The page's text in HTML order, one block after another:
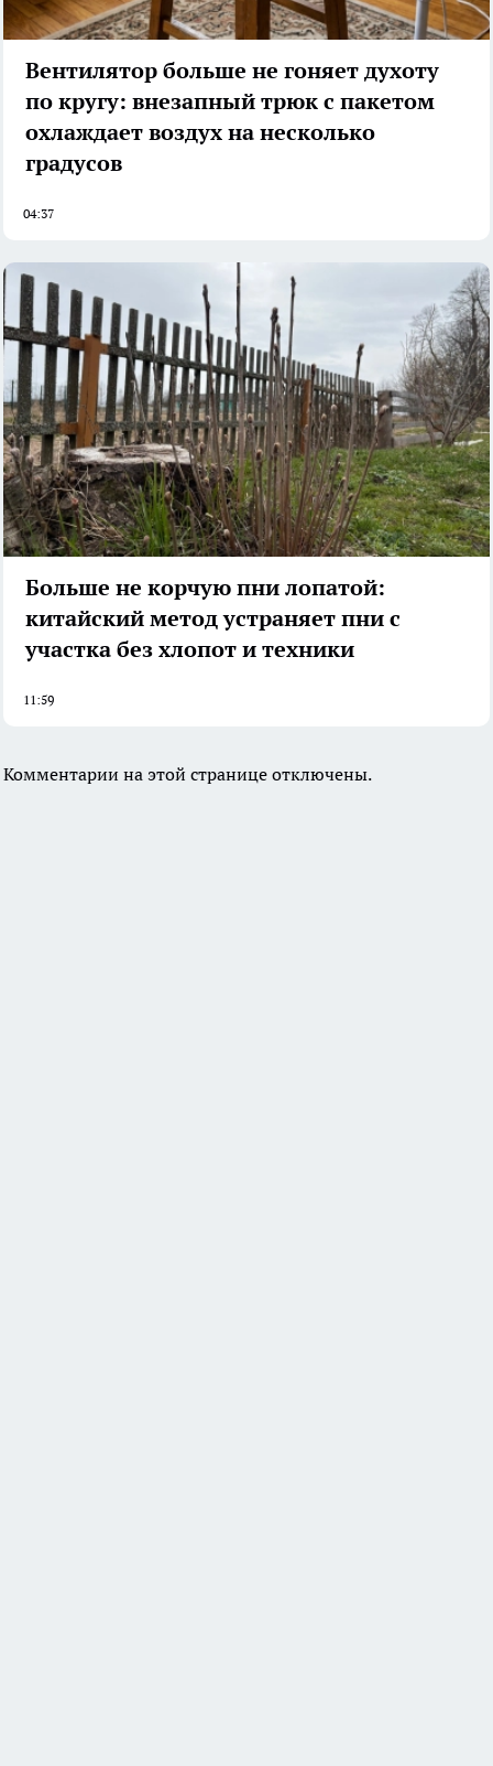
Вентилятор больше не гоняет духоту
по кругу: внезапный трюк с пакетом
охлаждает воздух на несколько
градусов
04:37
Больше не корчую пни лопатой:
китайский метод устраняет пни с
участка без хлопот и техники
11:59
Комментарии на этой странице отключены.